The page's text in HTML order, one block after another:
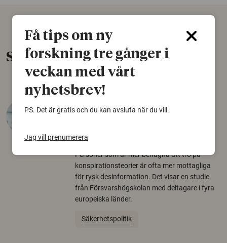
Senaste nytt
Varför tror vissa på rysk
30 juli 2026
Personer som är mer benägna att tro på
konspirationsteorier är ofta mer mottagliga
för rysk desinformation. Det visar en studie
från Försvarshögskolan med deltagare i fyra
europeiska länder.
Säkerhetspolitik
Få tips om ny
forskning tre gånger i
veckan med vårt
nyhetsbrev!
PS. Det är gratis och du kan avsluta när du vill.
Jag vill prenumerera